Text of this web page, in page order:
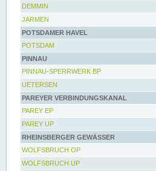
DEMMIN
JARMEN
POTSDAMER HAVEL
POTSDAM
PINNAU
PINNAU-SPERRWERK BP
UETERSEN
PAREYER VERBINDUNGSKANAL
PAREY EP
PAREY UP
RHEINSBERGER GEWÄSSER
WOLFSBRUCH OP
WOLFSBRUCH UP